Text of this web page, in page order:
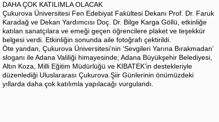
DAHA ÇOK KATILIMLA OLACAK
Çukurova Üniversitesi Fen Edebiyat Fakültesi Dekanı Prof. Dr. Faruk
Karadağ ve Dekan Yardımcısı Doç. Dr. Bilge Karga Göllü, etkinliğe
katılan sanatçılara ve emeği geçen öğrencilere plaket ve teşekkür
belgesi verdi. Etkinliğin sonunda aile fotoğrafı çektirildi.
Öte yandan, Çukurova Üniversitesi’nin ‘Sevgileri Yarına Bırakmadan’
sloganı ile Adana Valiliği himayesinde; Adana Büyükşehir Belediyesi,
Altın Koza, Milli Eğitim Müdürlüğü ve KIBATEK’in destekleriyle
düzenlediği Uluslararası Çukurova Şiir Günlerinin önümüzdeki
yıllarda daha çok katılımla yapılacağı vurgulandı.